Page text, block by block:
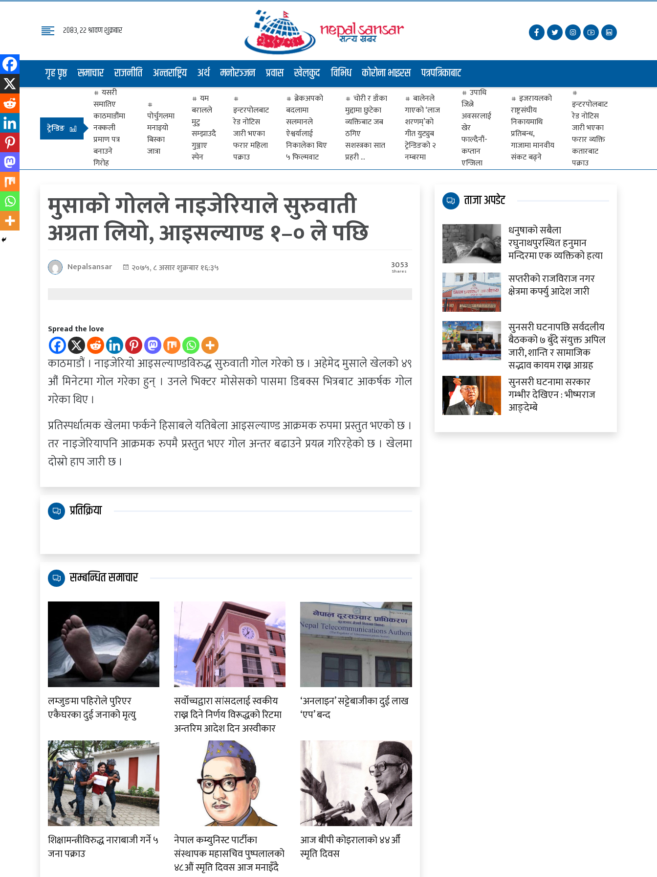
२०८३, २२ श्रावण शुक्रबार
गृह पृष्ठ समाचार राजनीति अन्तराष्ट्रिय अर्थ मनोरञ्जन प्रवास खेलकुद विभिध कोरोना भाइरस पत्रपत्रिकाबाट
पृष्ठ
समाचार
राजनीति
अन्तराष्ट्रिय
अर्थ
मनोरञ्जन
पत्रपत्रिकाबाट
ट्रेन्डिङ
यसरी
समातिए
काठमाडौंमा
नक्कली
प्रमाण पत्र
बनाउने
गिरोह
पोर्चुगलमा
मनाइयो
बिस्का
जात्रा
यम
बरालले
मुटु
सम्झाउदै
गुञ्जाए
स्पेन
इन्टरपोलबाट
रेड नोटिस
जारी भएका
फरार महिला
पक्राउ
ब्रेकअपकाे
बदलामा
सलमानले
ऐश्वर्यालाई
निकालेका थिए
५ फिल्मवाट
चोरी र डाँका
मुद्दामा छुटेका
व्यक्तिबाट जब
ठगिए
सशस्त्रका सात
प्रहरी …
बालेनले
गाएकाे ‘लाज
शरणम्’को
गीत युट्युब
ट्रेन्डिङको २
नम्बरमा
उपाधि
जित्ने
अवसरलाई
खेर
फाल्दैनौं-
कप्तान
एन्जिला
इजरायलको
राष्ट्रसंघीय
निकायमाथि
प्रतिबन्ध,
गाजामा मानवीय
संकट बढ्ने
इन्टरपोलबाट
रेड नोटिस
जारी भएका
फरार व्यक्ति
कतारबाट
पक्राउ
मुसाको गोलले नाइजेरियाले सुरुवाती
अग्रता लियो, आइसल्याण्ड १–० ले पछि
Nepalsansar २०७५, ८ असार शुक्रबार १६:३५ 3053
Shares
Spread the love
काठमाडौं । नाइजेरियो आइसल्याण्डविरुद्ध सुरुवाती गोल गरेको छ । अहेमेद मुसाले खेलको ४९
औं मिनेटमा गोल गरेका हुन् । उनले भिक्टर मोसेसको पासमा डिबक्स भित्रबाट आकर्षक गोल
गरेका थिए ।
प्रतिस्पर्धात्मक खेलमा फर्कने हिसाबले यतिबेला आइसल्याण्ड आक्रमक रुपमा प्रस्तुत भएको छ ।
तर नाइजेरियापनि आक्रमक रुपमै प्रस्तुत भएर गोल अन्तर बढाउने प्रयत्न गरिरहेको छ । खेलमा
दोस्रो हाप जारी छ ।
प्रतिक्रिया
सम्बन्धित समाचार
लम्जुङमा पहिरोले पुरिएर
एकैघरका दुई जनाको मृत्यु
सर्वोच्चद्वारा सांसदलाई स्वकीय
राख्न दिने निर्णय विरूद्धको रिटमा
अन्तरिम आदेश दिन अस्वीकार
‘अनलाइन’ सट्टेबाजीका दुई लाख
‘एप’ बन्द
शिक्षामन्त्रीविरुद्ध नाराबाजी गर्ने ५
जना पक्राउ
नेपाल कम्युनिस्ट पार्टीका
संस्थापक महासचिव पुष्पलालको
४८औं स्मृति दिवस आज मनाइँदै
आज बीपी कोइरालाको ४४औँ
स्मृति दिवस
ताजा अपडेट
धनुषाको सबैला
रघुनाथपुरस्थित हनुमान
मन्दिरमा एक व्यक्तिको हत्या
सप्तरीको राजविराज नगर
क्षेत्रमा कर्फ्यु आदेश जारी
सुनसरी घटनापछि सर्वदलीय
बैठकको ७ बुँदे संयुक्त अपिल
जारी, शान्ति र सामाजिक
सद्भाव कायम राख्न आग्रह
सुनसरी घटनामा सरकार
गम्भीर देखिएन : भीष्मराज
आङ्देम्बे